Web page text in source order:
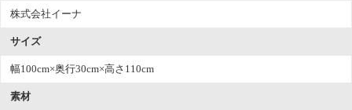
株式会社イーナ
サイズ
幅100cm×奥行30cm×高さ110cm
素材